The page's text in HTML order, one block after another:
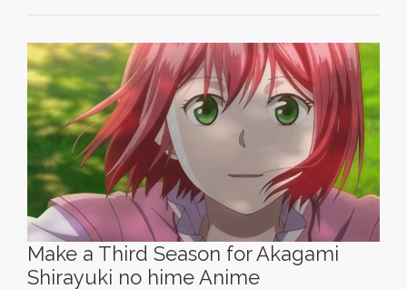
Make a Third Season for Akagami
Shirayuki no hime Anime